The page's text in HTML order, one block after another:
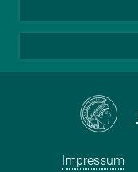
Impressum